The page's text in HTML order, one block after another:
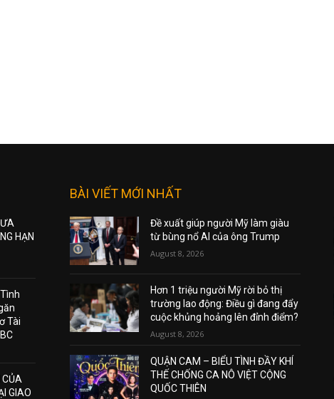
HẠN
Tài
CỦA
GIAO
BÀI VIẾT MỚI NHẤT
Đề xuất giúp người Mỹ làm giàu
từ bùng nổ AI của ông Trump
August 8, 2026
Hơn 1 triệu người Mỹ rời bỏ thị
trường lao động: Điều gì đang đẩy
cuộc khủng hoảng lên đỉnh điểm?
August 8, 2026
QUẬN CAM – BIỂU TÌNH ĐẦY KHÍ
THẾ CHỐNG CA NÔ VIỆT CỘNG
QUỐC THIÊN